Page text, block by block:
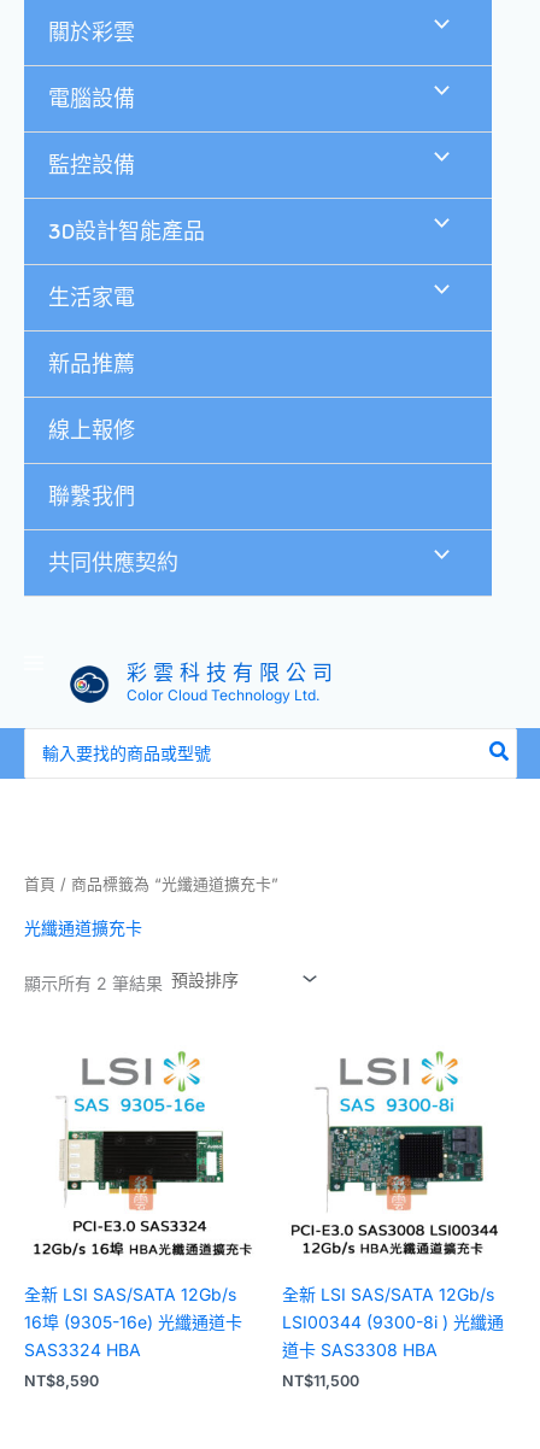
關於彩雲
電腦設備
監控設備
3D設計智能產品
生活家電
新品推薦
線上報修
聯繫我們
共同供應契約
彩 雲 科 技 有 限 公 司
Color Cloud Technology Ltd.
尋：
首頁 / 商品標籤為 “光纖通道擴充卡”
光纖通道擴充卡
顯示所有 2 筆結果
全新 LSI SAS/SATA 12Gb/s
16埠 (9305-16e) 光纖通道卡
SAS3324 HBA
NT$8,590
全新 LSI SAS/SATA 12Gb/s
LSI00344 (9300-8i ) 光纖通
道卡 SAS3308 HBA
NT$11,500